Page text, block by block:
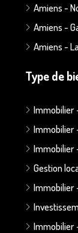
Amiens -
Amiens -
Amiens -
Type de
Immobilier
Immobilier
Immobilier
Gestion
Immobilier
Immobilier